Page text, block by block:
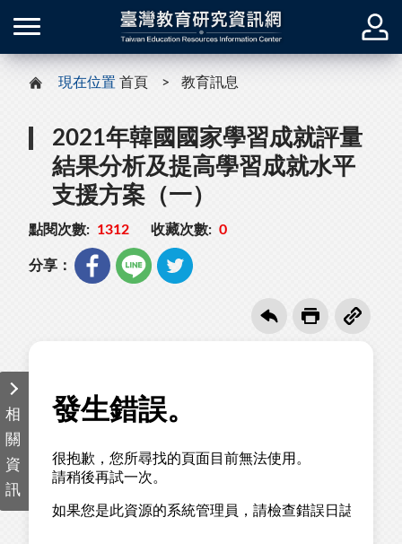
現在位置 首頁 教育訊息
2021年韓國國家學習成就評量
結果分析及提高學習成就水平
支援方案（一）
點閱次數: 1312 收藏次數: 0
分享：
相
關
資
訊